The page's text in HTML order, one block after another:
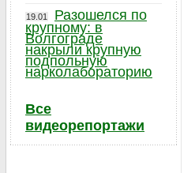
19.01
Разошелся по
крупному: в
Волгограде
накрыли крупную
подпольную
нарколабораторию
Все
видеорепортажи